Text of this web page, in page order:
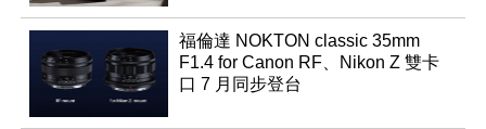
福倫達 NOKTON classic 35mm
F1.4 for Canon RF、Nikon Z 雙卡
口 7 月同步登台